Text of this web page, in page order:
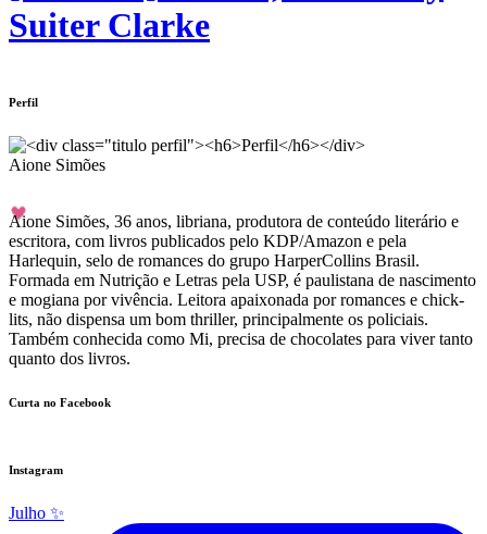
Suiter Clarke
Perfil
Aione Simões
Aione Simões, 36 anos, libriana, produtora de conteúdo literário e
escritora, com livros publicados pelo KDP/Amazon e pela
Harlequin, selo de romances do grupo HarperCollins Brasil.
Formada em Nutrição e Letras pela USP, é paulistana de nascimento
e mogiana por vivência. Leitora apaixonada por romances e chick-
lits, não dispensa um bom thriller, principalmente os policiais.
Também conhecida como Mi, precisa de chocolates para viver tanto
quanto dos livros.
Curta no Facebook
Instagram
Julho ✨